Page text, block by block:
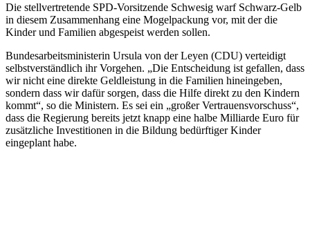
Die stellvertretende SPD-Vorsitzende Schwesig warf Schwarz-Gelb
in diesem Zusammenhang eine Mogelpackung vor, mit der die
Kinder und Familien abgespeist werden sollen.
Bundesarbeitsministerin Ursula von der Leyen (CDU) verteidigt
selbstverständlich ihr Vorgehen. „Die Entscheidung ist gefallen, dass
wir nicht eine direkte Geldleistung in die Familien hineingeben,
sondern dass wir dafür sorgen, dass die Hilfe direkt zu den Kindern
kommt“, so die Ministern. Es sei ein „großer Vertrauensvorschuss“,
dass die Regierung bereits jetzt knapp eine halbe Milliarde Euro für
zusätzliche Investitionen in die Bildung bedürftiger Kinder
eingeplant habe.